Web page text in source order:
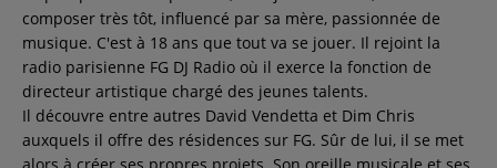
SE CONNECTER
composer très tôt, influencé par sa mère, passionnée de
musique. C'est à 18 ans que tout va se jouer. Il rejoint la
radio parisienne FG DJ Radio où il exerce la fonction de
directeur artistique chargé des jeunes talents.
Il découvre entre autres David Vendetta et Dim Chris
auxquels il offre des résidences sur FG. Sûr de lui, il se met